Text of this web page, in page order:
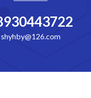
shyhby@126.com